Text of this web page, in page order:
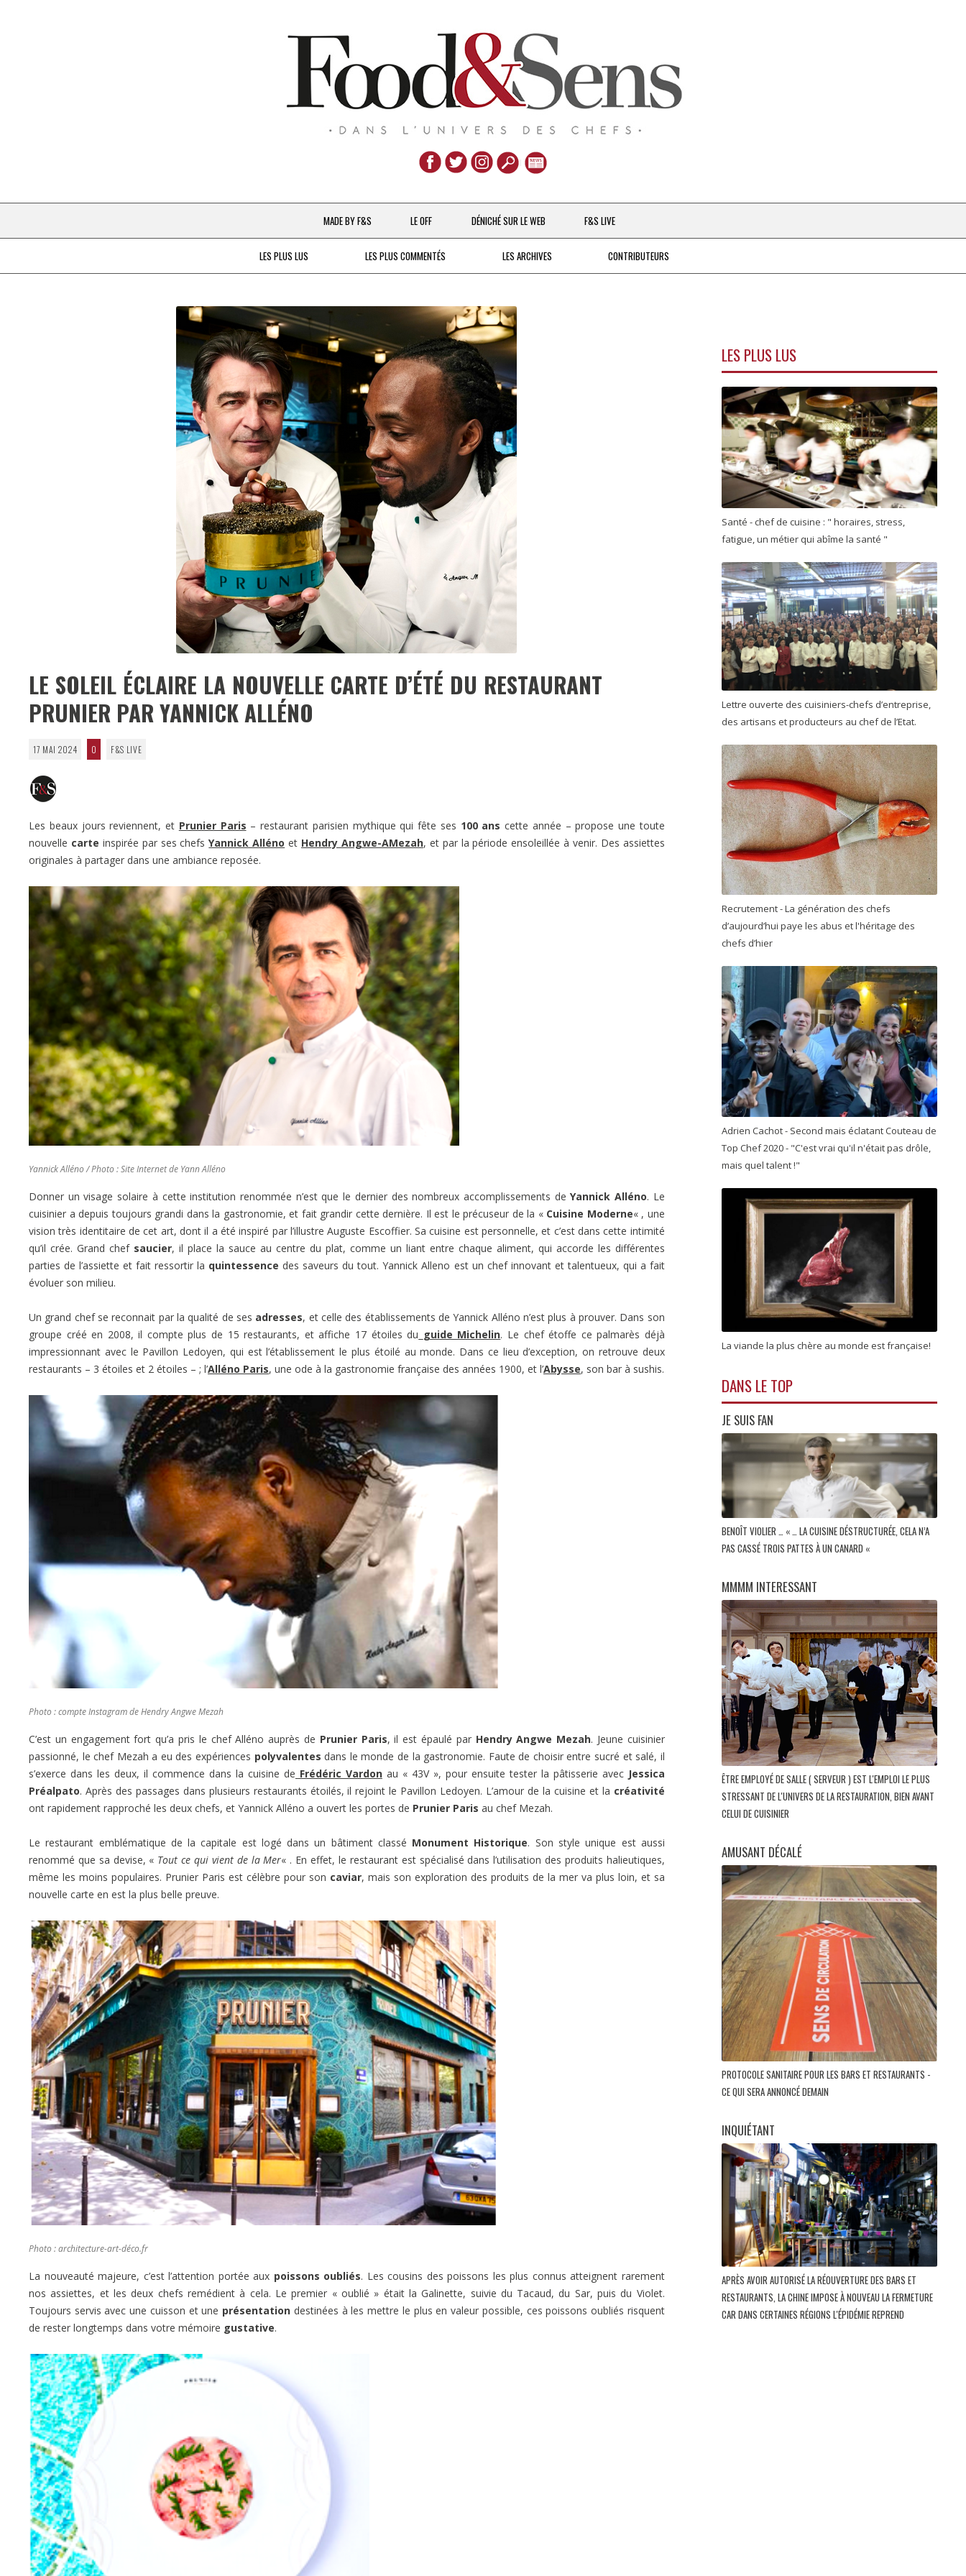
Aller
au
contenu
MADE BY F&S
CHEFS & ACTUALITÉS
DESTIN DE FEMME
V…DE VOYAGE
LE OFF DÉNICHÉ SUR LE WEB F&S LIVE
LES PLUS LUS LES PLUS COMMENTÉS LES ARCHIVES CONTRIBUTEURS
LE SOLEIL ÉCLAIRE LA NOUVELLE CARTE D’ÉTÉ DU RESTAURANT
PRUNIER PAR YANNICK ALLÉNO
17 MAI 2024 0 F&S LIVE
Les beaux jours reviennent, et Prunier Paris – restaurant parisien mythique qui fête ses 100 ans cette année – propose une toute
nouvelle carte inspirée par ses chefs Yannick Alléno et Hendry Angwe-AMezah, et par la période ensoleillée à venir. Des assiettes
originales à partager dans une ambiance reposée.
Yannick Alléno / Photo : Site Internet de Yann Alléno
Donner un visage solaire à cette institution renommée n’est que le dernier des nombreux accomplissements deYannick Alléno. Le
cuisinier a depuis toujours grandi dans la gastronomie, et fait grandir cette dernière. Il est le précuseur de la « Cuisine Moderne« , une
vision très identitaire de cet art, dont il a été inspiré par l’illustre Auguste Escoffier. Sa cuisine est personnelle, et c’est dans cette intimité
qu’il crée. Grand chef saucier, il place la sauce au centre du plat, comme un liant entre chaque aliment, qui accorde les différentes
parties de l’assiette et fait ressortir la quintessence des saveurs du tout. Yannick Alleno est un chef innovant et talentueux, qui a fait
évoluer son milieu.
Un grand chef se reconnait par la qualité de ses adresses, et celle des établissements de Yannick Alléno n’est plus à prouver. Dans son
groupe créé en 2008, il compte plus de 15 restaurants, et affiche 17 étoiles du guide Michelin. Le chef étoffe ce palmarès déjà
impressionnant avec le Pavillon Ledoyen, qui est l’établissement le plus étoilé au monde. Dans ce lieu d’exception, on retrouve deux
restaurants – 3 étoiles et 2 étoiles – ; l’Alléno Paris, une ode à la gastronomie française des années 1900, et l’Abysse, son bar à sushis.
Photo : compte Instagram de Hendry Angwe Mezah
C’est un engagement fort qu’a pris le chef Alléno auprès de Prunier Paris, il est épaulé par Hendry Angwe Mezah. Jeune cuisinier
passionné, le chef Mezah a eu des expériences polyvalentes dans le monde de la gastronomie. Faute de choisir entre sucré et salé, il
s’exerce dans les deux, il commence dans la cuisine de Frédéric Vardonau « 43V », pour ensuite tester la pâtisserie avec Jessica
Préalpato. Après des passages dans plusieurs restaurants étoilés, il rejoint le Pavillon Ledoyen. L’amour de la cuisine et la créativité
ont rapidement rapproché les deux chefs, et Yannick Alléno a ouvert les portes de Prunier Paris au chef Mezah.
Le restaurant emblématique de la capitale est logé dans un bâtiment classé Monument Historique. Son style unique est aussi
renommé que sa devise, « Tout ce qui vient de la Mer« . En effet, le restaurant est spécialisé dans l’utilisation des produits halieutiques,
même les moins populaires. Prunier Paris est célèbre pour son caviar, mais son exploration des produits de la mer va plus loin, et sa
nouvelle carte en est la plus belle preuve.
Photo : architecture-art-déco.fr
La nouveauté majeure, c’est l’attention portée aux poissons oubliés. Les cousins des poissons les plus connus atteignent rarement
nos assiettes, et les deux chefs remédient à cela. Le premier « oublié » était la Galinette, suivie du Tacaud, du Sar, puis du Violet.
Toujours servis avec une cuisson et une présentation destinées à les mettre le plus en valeur possible, ces poissons oubliés risquent
de rester longtemps dans votre mémoire gustative.
LES PLUS LUS
Santé - chef de cuisine : " horaires, stress,
fatigue, un métier qui abîme la santé "
Lettre ouverte des cuisiniers-chefs d’entreprise,
des artisans et producteurs au chef de l’Etat.
Recrutement - La génération des chefs
d’aujourd’hui paye les abus et l'héritage des
chefs d’hier
Adrien Cachot - Second mais éclatant Couteau de
Top Chef 2020 - "C'est vrai qu'il n'était pas drôle,
mais quel talent !"
La viande la plus chère au monde est française!
DANS LE TOP
JE SUIS FAN
BENOÎT VIOLIER … « … LA CUISINE DÉSTRUCTURÉE, CELA N’A
PAS CASSÉ TROIS PATTES À UN CANARD «
MMMM INTERESSANT
ÊTRE EMPLOYÉ DE SALLE ( SERVEUR ) EST L'EMPLOI LE PLUS
STRESSANT DE L'UNIVERS DE LA RESTAURATION, BIEN AVANT
CELUI DE CUISINIER
AMUSANT DÉCALÉ
PROTOCOLE SANITAIRE POUR LES BARS ET RESTAURANTS -
CE QUI SERA ANNONCÉ DEMAIN
INQUIÉTANT
APRÈS AVOIR AUTORISÉ LA RÉOUVERTURE DES BARS ET
RESTAURANTS, LA CHINE IMPOSE À NOUVEAU LA FERMETURE
CAR DANS CERTAINES RÉGIONS L'ÉPIDÉMIE REPREND